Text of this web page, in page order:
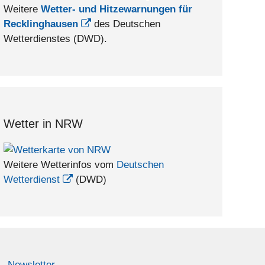
Weitere Wetter- und Hitzewarnungen für
Recklinghausen
des Deutschen
Wetterdienstes (DWD).
Wetter in NRW
Weitere Wetterinfos vom Deutschen
Wetterdienst
(DWD)